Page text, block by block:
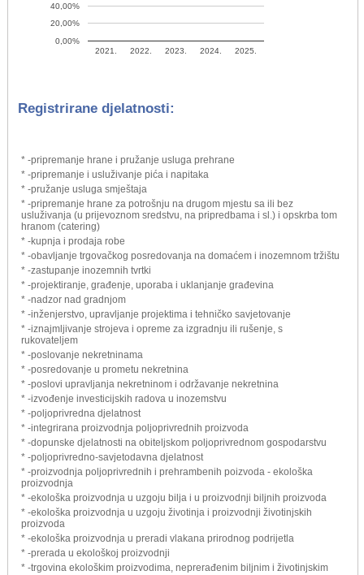
2021. 2022. 2023. 2024. 2025.
0,00%
20,00%
40,00%
Registrirane djelatnosti:
* -pripremanje hrane i pružanje usluga prehrane
* -pripremanje i usluživanje pića i napitaka
* -pružanje usluga smještaja
* -pripremanje hrane za potrošnju na drugom mjestu sa ili bez
usluživanja (u prijevoznom sredstvu, na pripredbama i sl.) i opskrba tom
hranom (catering)
* -kupnja i prodaja robe
* -obavljanje trgovačkog posredovanja na domaćem i inozemnom tržištu
* -zastupanje inozemnih tvrtki
* -projektiranje, građenje, uporaba i uklanjanje građevina
* -nadzor nad gradnjom
* -inženjerstvo, upravljanje projektima i tehničko savjetovanje
* -iznajmljivanje strojeva i opreme za izgradnju ili rušenje, s
rukovateljem
* -poslovanje nekretninama
* -posredovanje u prometu nekretnina
* -poslovi upravljanja nekretninom i održavanje nekretnina
* -izvođenje investicijskih radova u inozemstvu
* -poljoprivredna djelatnost
* -integrirana proizvodnja poljoprivrednih proizvoda
* -dopunske djelatnosti na obiteljskom poljoprivrednom gospodarstvu
* -poljoprivredno-savjetodavna djelatnost
* -proizvodnja poljoprivrednih i prehrambenih poizvoda - ekološka
proizvodnja
* -ekološka proizvodnja u uzgoju bilja i u proizvodnji biljnih proizvoda
* -ekološka proizvodnja u uzgoju životinja i proizvodnji životinjskih
proizvoda
* -ekološka proizvodnja u preradi vlakana prirodnog podrijetla
* -prerada u ekološkoj proizvodnji
* -trgovina ekološkim proizvodima, neprerađenim biljnim i životinjskim